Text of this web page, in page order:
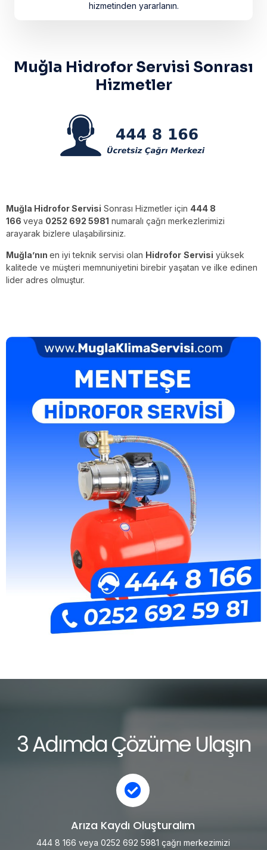
hizmetinden yararlanın.
Muğla Hidrofor Servisi Sonrası
Hizmetler
Muğla Hidrofor Servisi Sonrası Hizmetler için 444 8
166 veya 0252 692 5981 numaralı çağrı merkezlerimizi
arayarak bizlere ulaşabilirsiniz.
Muğla’nın en iyi teknik servisi olan Hidrofor Servisi yüksek
kalitede ve müşteri memnuniyetini birebir yaşatan ve ilke edinen
lider adres olmuştur.
3 Adımda Çözüme Ulaşın
Arıza Kaydı Oluşturalım
444 8 166 veya 0252 692 5981 çağrı merkezimizi